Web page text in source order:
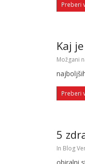
Preberi
Kaj
Možgani
Preberi
5
In Blog